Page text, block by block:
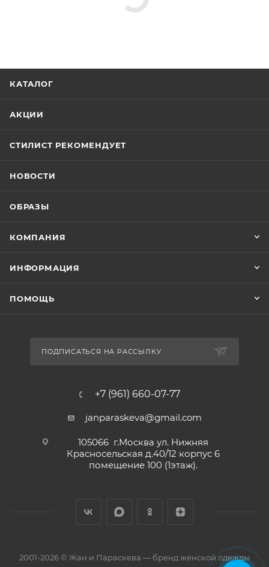
КАТАЛОГ
АКЦИИ
СТИЛИСТ РЕКОМЕНДУЕТ
НОВОСТИ
ОБРАЗЫ
КОМПАНИЯ
ИНФОРМАЦИЯ
ПОМОЩЬ
ПОДПИСАТЬСЯ НА РАССЫЛКУ
+7 (961) 660-07-77
janparaskeva@gmail.com
105066 г.Москва ул. Нижняя
Красносельская д.40/12 корпус 6
помещение 100 (1этаж).
2001-2026 © Жан и Параскева — бренд женской одежды